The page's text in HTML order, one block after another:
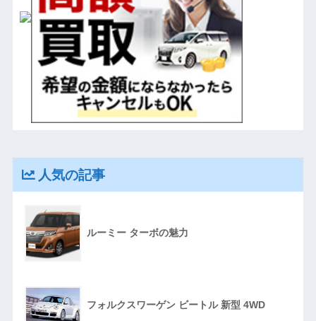
人気の記事
ルーミー ターボの魅力
フォルクスワーゲン ビートル 新型 4WD